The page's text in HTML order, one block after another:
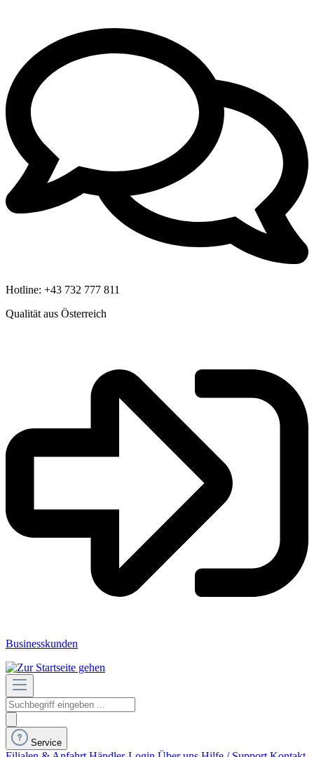
Hotline: +43 732 777 811
Qualität aus Österreich
Businesskunden
Service